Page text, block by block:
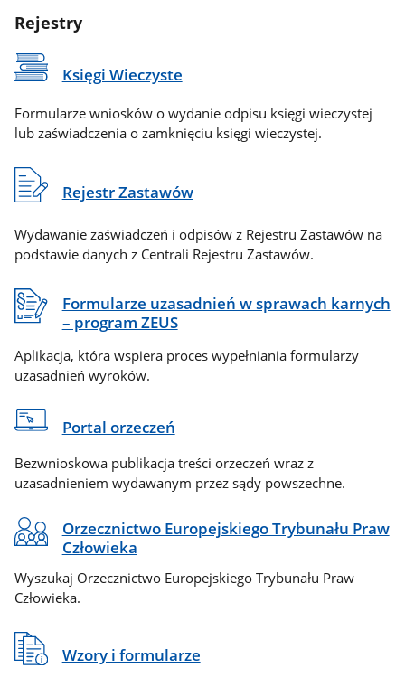
Rejestry
Księgi Wieczyste
Formularze wniosków o wydanie odpisu księgi wieczystej
lub zaświadczenia o zamknięciu księgi wieczystej.
Rejestr Zastawów
Wydawanie zaświadczeń i odpisów z Rejestru Zastawów na
podstawie danych z Centrali Rejestru Zastawów.
Formularze uzasadnień w sprawach karnych
– program ZEUS
Aplikacja, która wspiera proces wypełniania formularzy
uzasadnień wyroków.
Portal orzeczeń
Bezwnioskowa publikacja treści orzeczeń wraz z
uzasadnieniem wydawanym przez sądy powszechne.
Orzecznictwo Europejskiego Trybunału Praw
Człowieka
Wyszukaj Orzecznictwo Europejskiego Trybunału Praw
Człowieka.
Wzory i formularze